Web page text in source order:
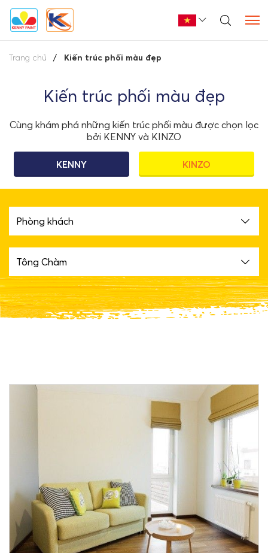
Trang chủ Kiến trúc phối màu đẹp
Kiến trúc phối màu đẹp
Cùng khám phá những kiến trúc phối màu được chọn lọc
bởi KENNY và KINZO
KENNY KINZO
Phòng khách
Tông Chàm